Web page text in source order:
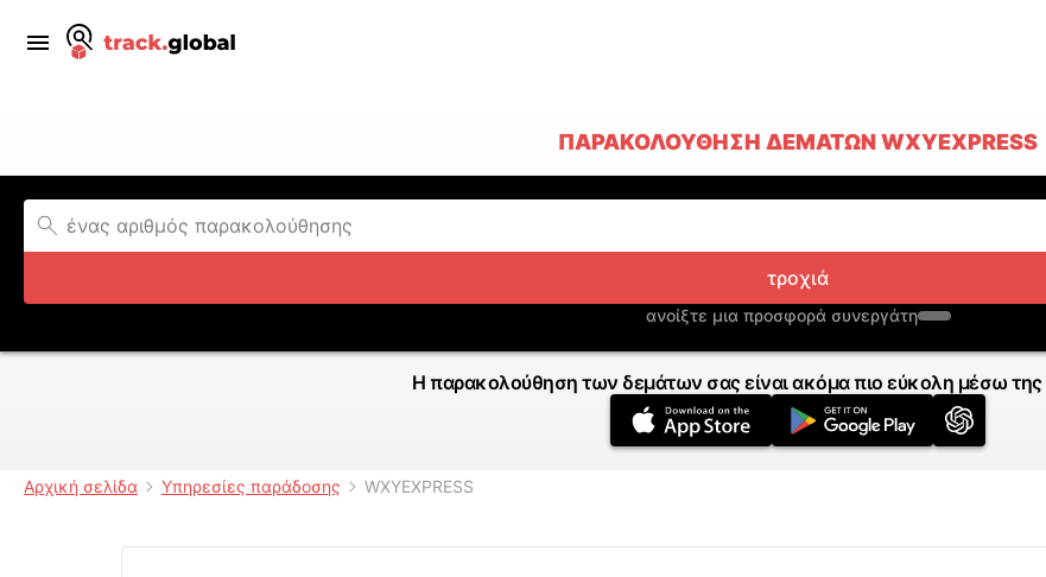
ΠΑΡΑΚΟΛΟΎΘΗΣΗ ΔΕΜΆΤΩΝ WXYEXPRESS
τροχιά
ανοίξτε μια προσφορά συνεργάτη
Η παρακολούθηση των δεμάτων σας είναι ακόμα πιο εύκολη μέσω
Αρχική σελίδα Υπηρεσίες παράδοσης WXYEXPRESS